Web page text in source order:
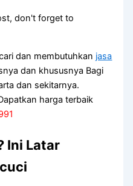
don't forget to
dan membutuhkan jasa
dan khususnya Bagi
dan sekitarnya.
harga terbaik
Ini Latar